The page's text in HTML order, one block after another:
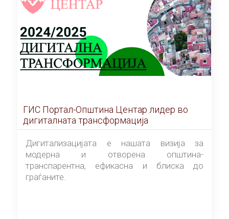
ГИС Портал-Општина Центар лидер во
дигиталната трансформација
Дигитализацијата е нашата визија за
модерна и отворена општина-
транспарентна, ефикасна и блиска до
граѓаните.